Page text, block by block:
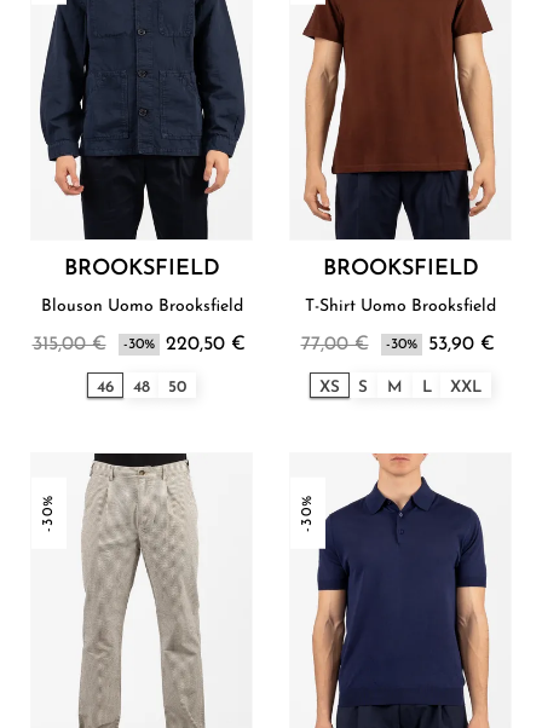
BROOKSFIELD
Blouson Uomo Brooksfield
315,00 € -30% 220,50 €
46 48 50
BROOKSFIELD
T-Shirt Uomo Brooksfield
77,00 € -30% 53,90 €
XS S M L XXL
-30% -30%